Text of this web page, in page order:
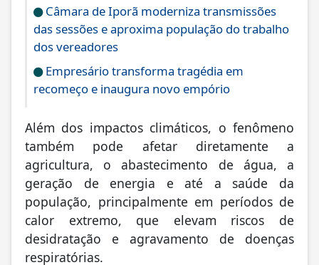
Câmara de Iporã moderniza transmissões
das sessões e aproxima população do trabalho
dos vereadores
Empresário transforma tragédia em
recomeço e inaugura novo empório
Além dos impactos climáticos, o fenômeno
também pode afetar diretamente a
agricultura, o abastecimento de água, a
geração de energia e até a saúde da
população, principalmente em períodos de
calor extremo, que elevam riscos de
desidratação e agravamento de doenças
respiratórias.